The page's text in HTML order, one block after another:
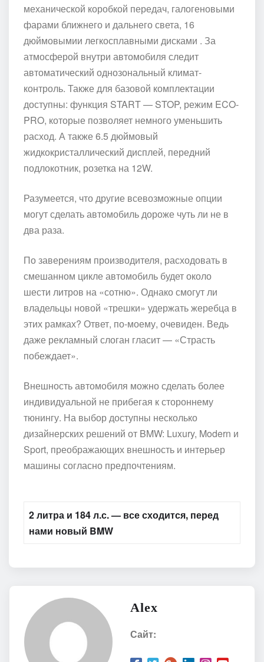
механической коробкой передач, галогеновыми
фарами ближнего и дальнего света, 16
дюймовымии легкосплавными дисками . За
атмосферой внутри автомобиля следит
автоматический однозональный климат-
контроль. Также для базовой комплектации
доступны: функция START — STOP, режим ECO-
PRO, которые позволяет немного уменьшить
расход. А также 6.5 дюймовый
жидкокристаллический дисплей, передний
подлокотник, розетка на 12W.
Разумеется, что другие всевозможные опции
могут сделать автомобиль дороже чуть ли не в
два раза.
По заверениям производителя, расходовать в
смешанном цикле автомобиль будет около
шести литров на «сотню». Однако смогут ли
владельцы новой «трешки» удержать жеребца в
этих рамках? Ответ, по-моему, очевиден. Ведь
даже рекламный слоган гласит — «Страсть
побеждает».
Внешность автомобиля можно сделать более
индивидуальной не прибегая к стороннему
тюнингу. На выбор доступны несколько
дизайнерских решений от BMW: Luxury, Modern и
Sport, преображающих внешность и интерьер
машины согласно предпочтениям.
2 литра и 184 л.с. — все сходится, перед
нами новый BMW
Alex
Сайт: